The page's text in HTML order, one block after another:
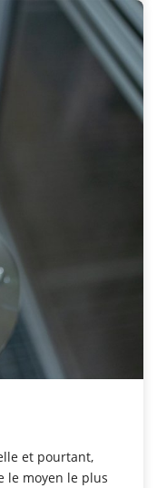
et pourtant,
le moyen le plus